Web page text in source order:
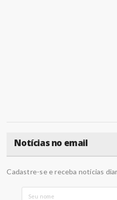
Notícias no email
Cadastre-se e receba notícias
Seu nome